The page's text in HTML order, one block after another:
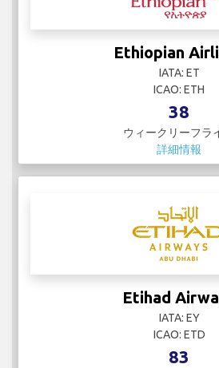
Ethiopian
IATA: ET
ICAO: ETH
38
ウィークリーフラ
詳細情報
Etihad
IATA: EY
ICAO: ETD
83